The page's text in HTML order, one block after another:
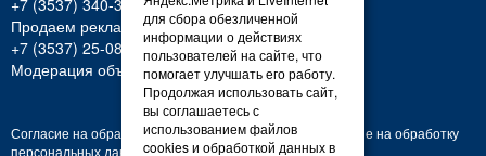
+7 (3537) 340-300,340300@orsk.ru
Продаем рекламу:
+7 (3537) 25-08-07;250807@orsk.ru
Модерация объявлений: +7 (3537) 32-71-28
Согласие на обработку персональных данных
Согласие на обработку
персональных данных
для сбора обезличенной
информации о действиях
пользователей на сайте, что
помогает улучшать его работу.
Продолжая использовать сайт,
вы соглашаетесь с
использованием файлов
cookies и обработкой данных в